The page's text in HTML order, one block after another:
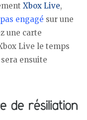
Xbox Live,
pas engagé sur une
une carte
Live le temps
ensuite